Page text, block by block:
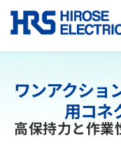
採用情報
ワンアクショ
用コネ
高保持力と作業